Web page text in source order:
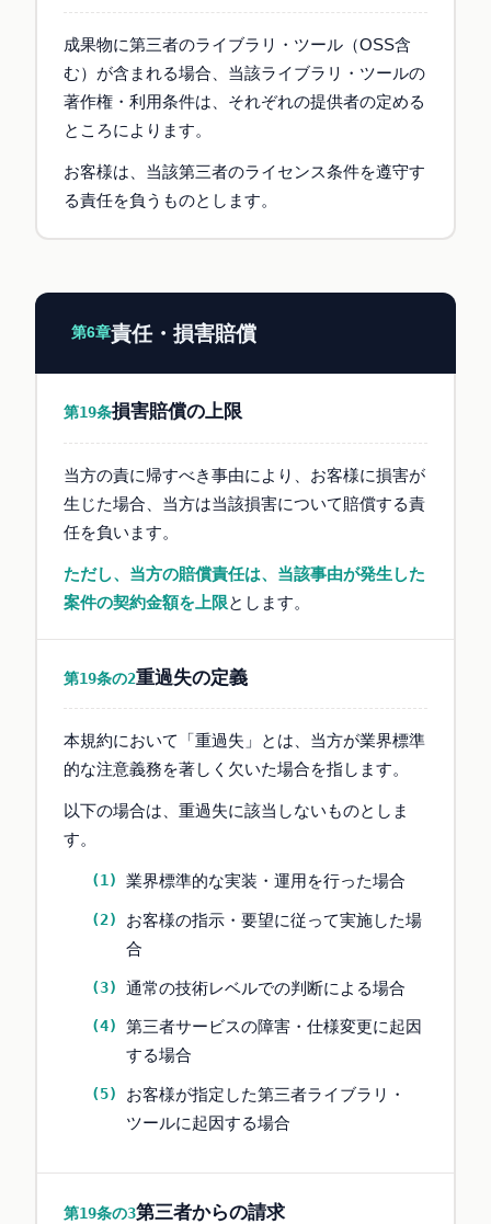
成果物に第三者のライブラリ・ツール（OSS含
む）が含まれる場合、当該ライブラリ・ツールの
著作権・利用条件は、それぞれの提供者の定める
ところによります。
お客様は、当該第三者のライセンス条件を遵守す
る責任を負うものとします。
第6章責任・損害賠償
第19条損害賠償の上限
当方の責に帰すべき事由により、お客様に損害が
生じた場合、当方は当該損害について賠償する責
任を負います。
ただし、当方の賠償責任は、当該事由が発生した
案件の契約金額を上限とします。
第19条の2重過失の定義
本規約において「重過失」とは、当方が業界標準
的な注意義務を著しく欠いた場合を指します。
以下の場合は、重過失に該当しないものとしま
す。
業界標準的な実装・運用を行った場合
お客様の指示・要望に従って実施した場
合
通常の技術レベルでの判断による場合
第三者サービスの障害・仕様変更に起因
する場合
お客様が指定した第三者ライブラリ・
ツールに起因する場合
第19条の3第三者からの請求